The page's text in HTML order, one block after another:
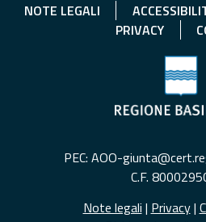
NOTE LEGALI
PRIVACY
PEC: AOO-
C.F.
Note legali | Privacy|